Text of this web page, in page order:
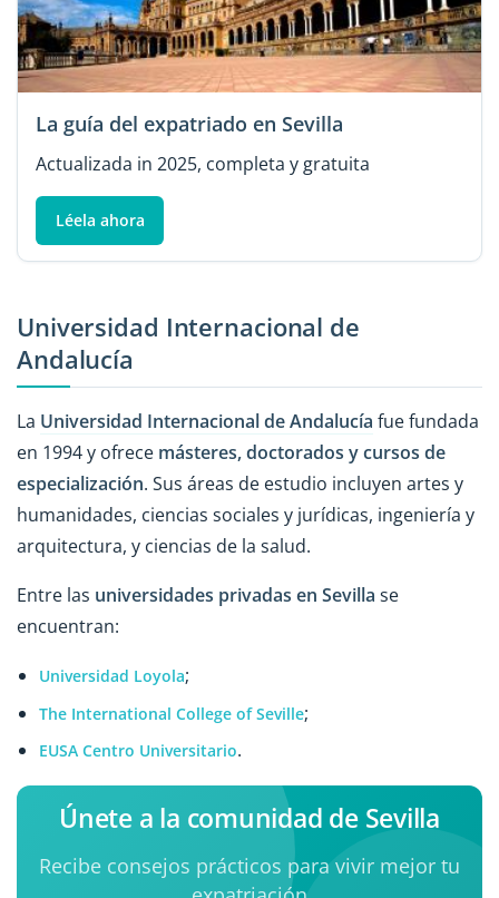
La guía del expatriado en Sevilla
Actualizada in 2025, completa y gratuita
Léela ahora
Universidad Internacional de
Andalucía
La Universidad Internacional de Andalucía fue fundada
en 1994 y ofrece másteres, doctorados y cursos de
especialización. Sus áreas de estudio incluyen artes y
humanidades, ciencias sociales y jurídicas, ingeniería y
arquitectura, y ciencias de la salud.
Entre las universidades privadas en Sevilla se
encuentran:
Universidad Loyola;
The International College of Seville;
EUSA Centro Universitario.
Únete a la comunidad de Sevilla
Recibe consejos prácticos para vivir mejor tu